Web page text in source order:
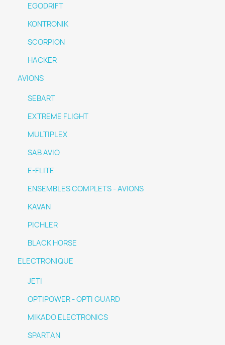
EGODRIFT
KONTRONIK
SCORPION
HACKER
AVIONS
SEBART
EXTREME FLIGHT
MULTIPLEX
SAB AVIO
E-FLITE
ENSEMBLES COMPLETS - AVIONS
KAVAN
PICHLER
BLACK HORSE
ELECTRONIQUE
JETI
OPTIPOWER - OPTI GUARD
MIKADO ELECTRONICS
SPARTAN